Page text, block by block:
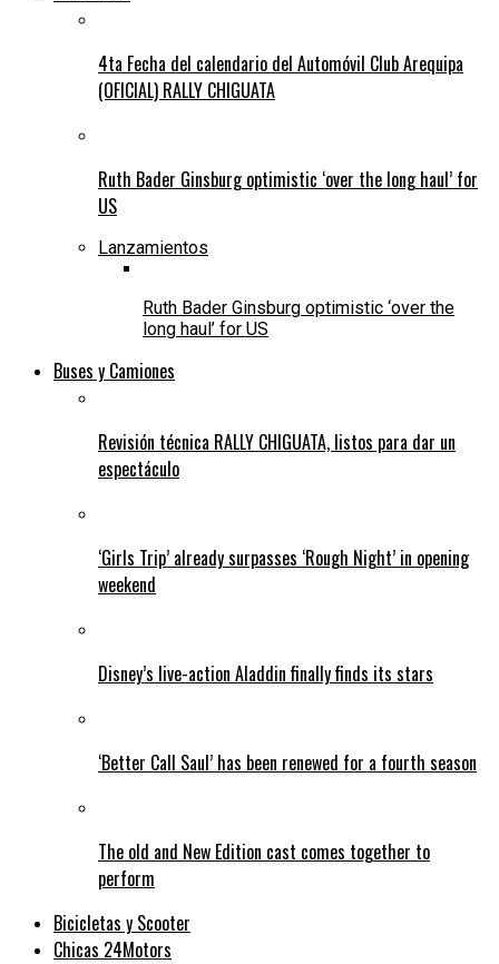
4ta Fecha del calendario del Automóvil Club Arequipa
(OFICIAL) RALLY CHIGUATA
Ruth Bader Ginsburg optimistic ‘over the long haul’ for
US
Lanzamientos
Ruth Bader Ginsburg optimistic ‘over the
long haul’ for US
Buses y Camiones
Revisión técnica RALLY CHIGUATA, listos para dar un
espectáculo
‘Girls Trip’ already surpasses ‘Rough Night’ in opening
weekend
Disney’s live-action Aladdin finally finds its stars
‘Better Call Saul’ has been renewed for a fourth season
The old and New Edition cast comes together to
perform
Bicicletas y Scooter
Chicas 24Motors